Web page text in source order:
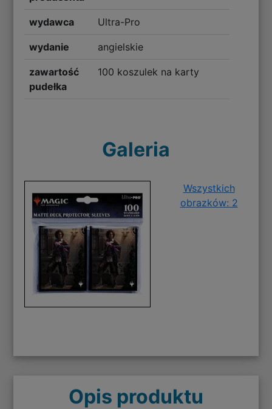
wydawca Ultra-Pro
wydanie angielskie
zawartość
pudełka
100 koszulek na karty
Galeria
Wszystkich
obrazków: 2
Opis produktu